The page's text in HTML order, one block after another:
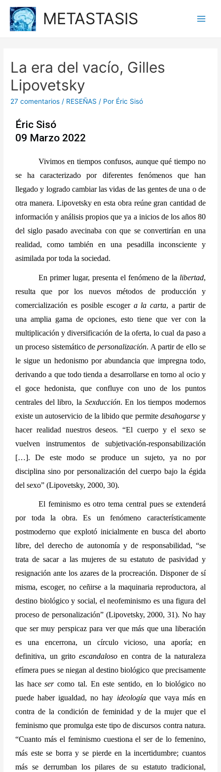
METASTASIS
La era del vacío, Gilles
Lipovetsky
27 comentarios / RESEÑAS / Por Éric Sisó
Éric Sisó
09 Marzo 2022
Vivimos en tiempos confusos, aunque qué tiempo no
se ha caracterizado por diferentes fenómenos que han
llegado y logrado cambiar las vidas de las gentes de una o de
otra manera. Lipovetsky en esta obra reúne gran cantidad de
información y análisis propios que ya a inicios de los años 80
del siglo pasado avecinaba con que se convertirían en una
realidad, como también en una pesadilla inconsciente y
asimilada por toda la sociedad.
En primer lugar, presenta el fenómeno de la libertad,
resulta que por los nuevos métodos de producción y
comercialización es posible escoger a la carta, a partir de
una amplia gama de opciones, esto tiene que ver con la
multiplicación y diversificación de la oferta, lo cual da paso a
un proceso sistemático de personalización. A partir de ello se
le sigue un hedonismo por abundancia que impregna todo,
derivando a que todo tienda a desarrollarse en torno al ocio y
el goce hedonista, que confluye con uno de los puntos
centrales del libro, la Sexducción. En los tiempos modernos
existe un autoservicio de la libido que permite desahogarse y
hacer realidad nuestros deseos. “El cuerpo y el sexo se
vuelven instrumentos de subjetivación-responsabilización
[…]. De este modo se produce un sujeto, ya no por
disciplina sino por personalización del cuerpo bajo la égida
del sexo” (Lipovetsky, 2000, 30).
El feminismo es otro tema central pues se extenderá
por toda la obra. Es un fenómeno característicamente
postmoderno que explotó inicialmente en busca del aborto
libre, del derecho de autonomía y de responsabilidad, “se
trata de sacar a las mujeres de su estatuto de pasividad y
resignación ante los azares de la procreación. Disponer de sí
misma, escoger, no ceñirse a la maquinaria reproductora, al
destino biológico y social, el neofeminismo es una figura del
proceso de personalización” (Lipovetsky, 2000, 31). No hay
que ser muy perspicaz para ver que más que una liberación
es una encerrona, un círculo vicioso, una aporía; en
definitiva, un grito escandaloso en contra de la naturaleza
efímera pues se niegan al destino biológico que precisamente
las hace ser como tal. En este sentido, en lo biológico no
puede haber igualdad, no hay ideología que vaya más en
contra de la condición de feminidad y de la mujer que el
feminismo que promulga este tipo de discursos contra natura.
“Cuanto más el feminismo cuestiona el ser de lo femenino,
más este se borra y se pierde en la incertidumbre; cuantos
más se derrumban los pilares de su estatuto tradicional,